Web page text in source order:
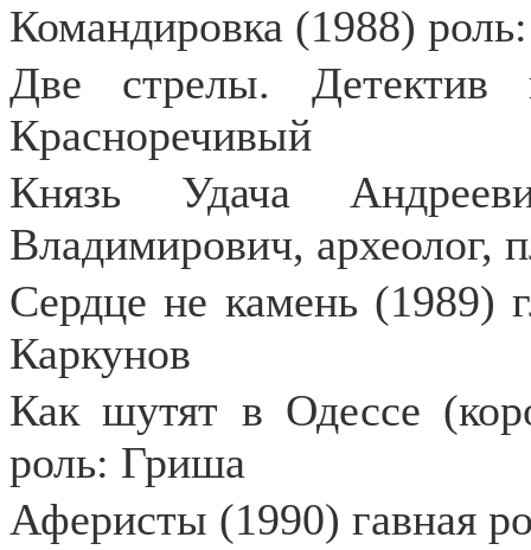
Командировка (1988)
Две стрелы. Детектив
Красноречивый
Князь Удача
Владимирович, археолог,
Сердце не камень (1989)
Каркунов
Как шутят в Одессе
роль: Гриша
Аферисты (1990) гавная